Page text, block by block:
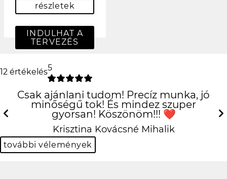
részletek
INDULHAT A
TERVEZÉS
12 értékelés5
Csak ajánlani tudom! Precíz munka, jó
minőségű tok! És mindez szuper
gyorsan! Köszönöm!!! ❤️
Krisztina Kovácsné Mihalik
Previous
további vélemények